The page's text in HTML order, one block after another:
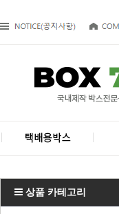
상품 카테고리